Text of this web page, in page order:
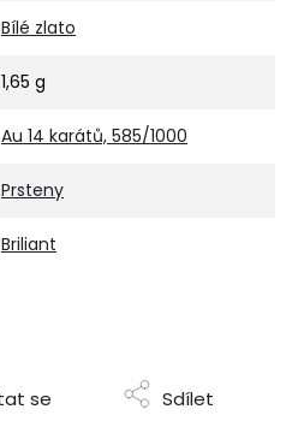
Bílé zlato
1,65 g
Au 14 karátů, 585/1000
Prsteny
Briliant
se Sdílet